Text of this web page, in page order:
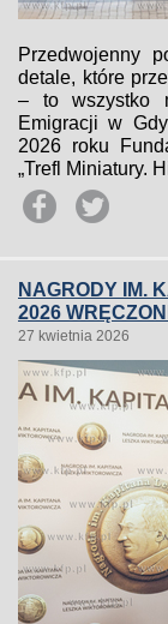
Przedwojenny
detale, które
– to wszystko
Emigracji w
2026 roku
„Trefl Miniatury.
NAGRODY IM.
2026
27 kwietnia 2026